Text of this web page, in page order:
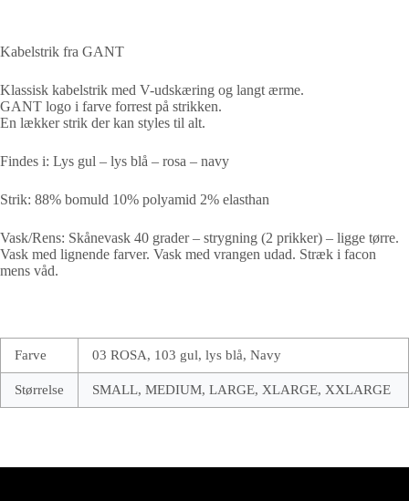
Kabelstrik fra GANT
Klassisk kabelstrik med V-udskæring og langt ærme.
GANT logo i farve forrest på strikken.
En lækker strik der kan styles til alt.
Findes i: Lys gul – lys blå – rosa – navy
Strik: 88% bomuld 10% polyamid 2% elasthan
Vask/Rens: Skånevask 40 grader – strygning (2 prikker) – ligge tørre.
Vask med lignende farver. Vask med vrangen udad. Stræk i facon
mens våd.
Farve 03 ROSA, 103 gul, lys blå, Navy
Størrelse SMALL, MEDIUM, LARGE, XLARGE, XXLARGE